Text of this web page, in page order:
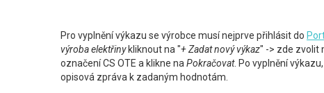
Pro vyplnění výkazu se výrobce musí nejprve přihlásit do
výroba elektřinykliknout na "+ Zadat nový výkaz" -> zde zvolit
označení CS OTE a klikne na Pokračovat. Po vyplnění
opisová zpráva k zadaným hodnotám.